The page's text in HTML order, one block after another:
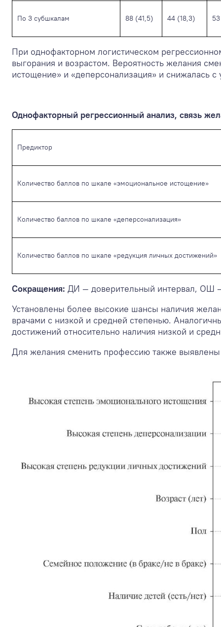
По 3 субшкалам 88 (41,5) 44 (18,3)
При однофакторном логистическом
выгорания и возрастом. Вероятность желания
истощение» и «деперсонализация» и снижалась
Однофакторный регрессионный анализ, связь
Предиктор
Количество баллов по шкале «эмоциональное истощение»
Количество баллов по шкале «деперсонализация»
Количество баллов по шкале «редукция личных достижений»
Сокращения: ДИ — доверительный интервал, ОШ
Установлены более высокие шансы наличия
врачами с низкой и средней степенью.
достижений относительно наличия низкой и
Для желания сменить профессию также выявлены